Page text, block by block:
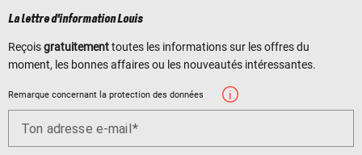
La lettre d'information Louis
Reçoisgratuitementtoutes les informations sur les offres du
moment, les bonnes affaires ou les nouveautés intéressantes.
Remarque concernant la protection des données
Ton adresse e-mail